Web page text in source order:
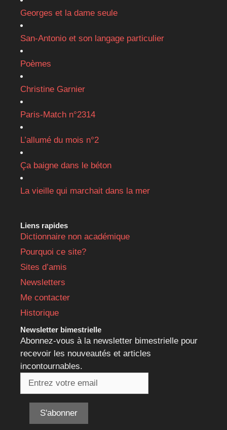
Georges et la dame seule
San-Antonio et son langage particulier
Poèmes
Christine Garnier
Paris-Match n°2314
L’allumé du mois n°2
Ça baigne dans le béton
La vieille qui marchait dans la mer
Liens rapides
Dictionnaire non académique
Pourquoi ce site?
Sites d’amis
Newsletters
Me contacter
Historique
Newsletter bimestrielle
Abonnez-vous à la newsletter bimestrielle pour
recevoir les nouveautés et articles
incontournables.